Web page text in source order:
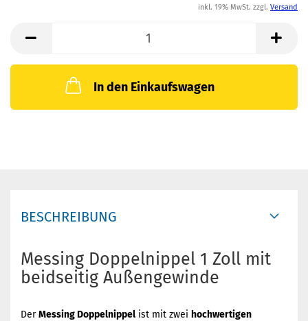
inkl. 19% MwSt. zzgl. Versand
In den Einkaufswagen
BESCHREIBUNG
Messing Doppelnippel 1 Zoll mit
beidseitig Außengewinde
DerMessing Doppelnippel ist mit zwei hochwertigen